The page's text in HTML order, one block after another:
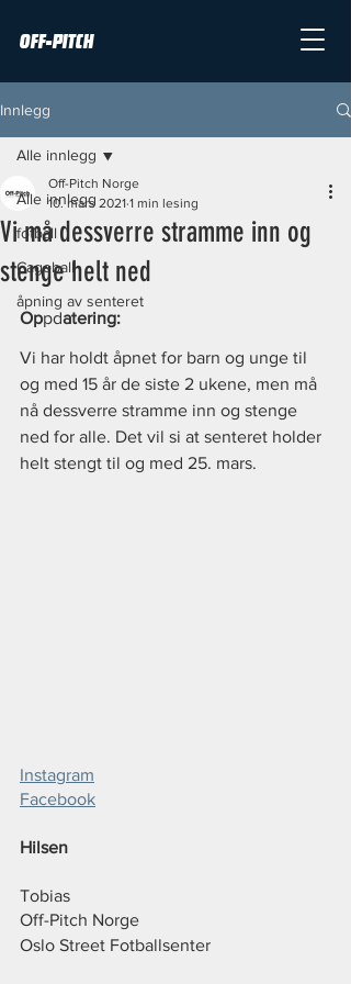
OFF-PITCH
Innlegg
Alle innlegg
fotball
Cageball
åpning av senteret
Alle innlegg
Vi må dessverre stramme inn og
stenge helt ned
Off-Pitch Norge
10. mars 2021 1 min lesing
Oppdatering:
Vi har holdt åpnet for barn og unge til
og med 15 år de siste 2 ukene, men må
nå dessverre stramme inn og stenge
ned for alle. Det vil si at senteret holder
helt stengt til og med 25. mars.
Instagram
Facebook
Hilsen
Tobias
Off-Pitch Norge
Oslo Street Fotballsenter